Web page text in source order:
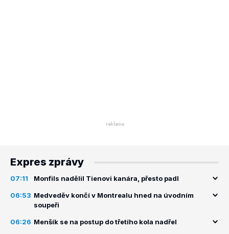
Expres zprávy
07:11 Monfils nadělil Tienovi kanára, přesto padl
06:53 Medveděv končí v Montrealu hned na úvodním
soupeři
06:26 Menšík se na postup do třetího kola nadřel